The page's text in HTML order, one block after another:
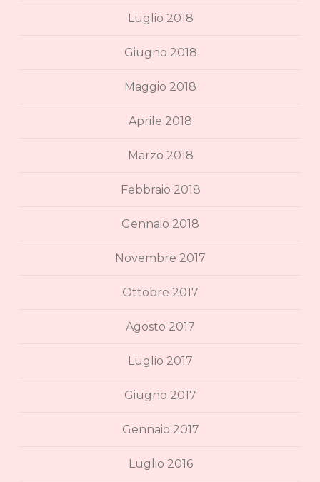
Luglio 2018
Giugno 2018
Maggio 2018
Aprile 2018
Marzo 2018
Febbraio 2018
Gennaio 2018
Novembre 2017
Ottobre 2017
Agosto 2017
Luglio 2017
Giugno 2017
Gennaio 2017
Luglio 2016